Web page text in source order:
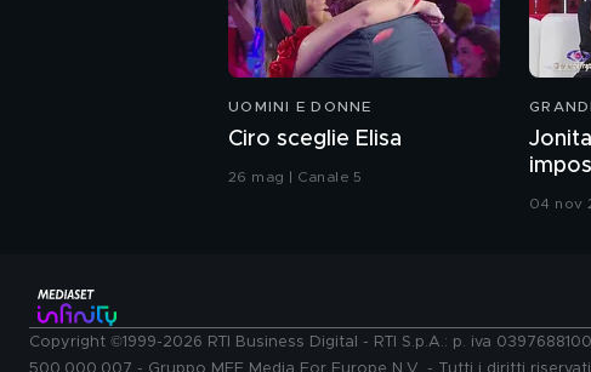
UOMINI E DONNE
Ciro sceglie Elisa
26 mag | Canale 5
04 nov
Copyright ©1999-2026 RTI Business Digital - RTI S.p.A.: p. iva